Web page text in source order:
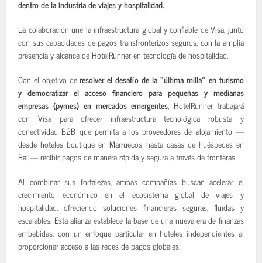
dentro de la industria de viajes y hospitalidad.
La colaboración une la infraestructura global y confiable de Visa, junto
con sus capacidades de pagos transfronterizos seguros, con la amplia
presencia y alcance de HotelRunner en tecnología de hospitalidad.
Con el objetivo deresolver el desafío de la «última milla» en turismo
y democratizar el acceso financiero para pequeñas y medianas
empresas (pymes) en mercados emergentes, HotelRunner trabajará
con Visa para ofrecer infraestructura tecnológica robusta y
conectividad B2B que permita a los proveedores de alojamiento —
desde hoteles boutique en Marruecos hasta casas de huéspedes en
Bali— recibir pagos de manera rápida y segura a través de fronteras.
Al combinar sus fortalezas, ambas compañías buscan acelerar el
crecimiento económico en el ecosistema global de viajes y
hospitalidad, ofreciendo soluciones financieras seguras, fluidas y
escalables. Esta alianza establece la base de una nueva era de finanzas
embebidas, con un enfoque particular en hoteles independientes al
proporcionar acceso a las redes de pagos globales.